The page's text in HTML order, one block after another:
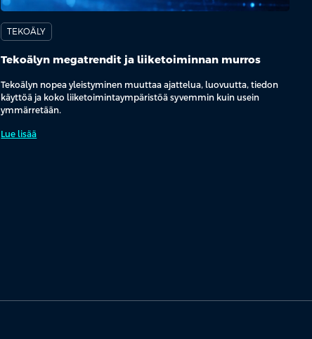
TEKOÄLY
Tekoälyn megatrendit ja liiketoiminnan murros
Tekoälyn nopea yleistyminen muuttaa ajattelua, luovuutta, tiedon
käyttöä ja koko liiketoimintaympäristöä syvemmin kuin usein
ymmärretään.
Lue lisää